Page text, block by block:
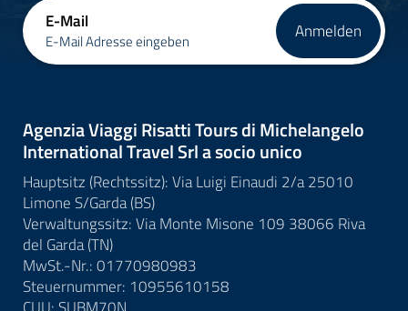
E-Mail
E-Mail Adresse eingeben Anmelden
Agenzia Viaggi Risatti Tours di Michelangelo
International Travel Srl a socio unico
Hauptsitz (Rechtssitz): Via Luigi Einaudi 2/a 25010
Limone S/Garda (BS)
Verwaltungssitz: Via Monte Misone 109 38066 Riva
del Garda (TN)
MwSt.-Nr.: 01770980983
Steuernummer: 10955610158